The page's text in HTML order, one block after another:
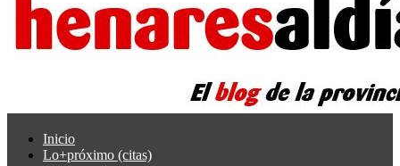
Inicio
Lo+próximo (citas)